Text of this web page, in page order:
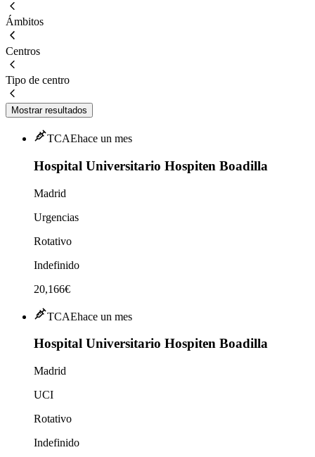
Ámbitos
Centros
Tipo de centro
Mostrar resultados
TCAEhace un mes
Hospital Universitario Hospiten Boadilla
Madrid
Urgencias
Rotativo
Indefinido
20,166€
TCAEhace un mes
Hospital Universitario Hospiten Boadilla
Madrid
UCI
Rotativo
Indefinido